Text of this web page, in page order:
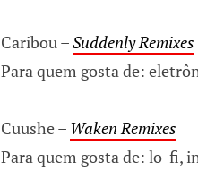
Caribou –Suddenly Remixes
Para quem gosta de:
Cuushe – Waken Remixes
Para quem gosta de: lo-fi,